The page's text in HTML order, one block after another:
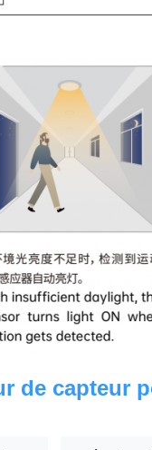
de capteur